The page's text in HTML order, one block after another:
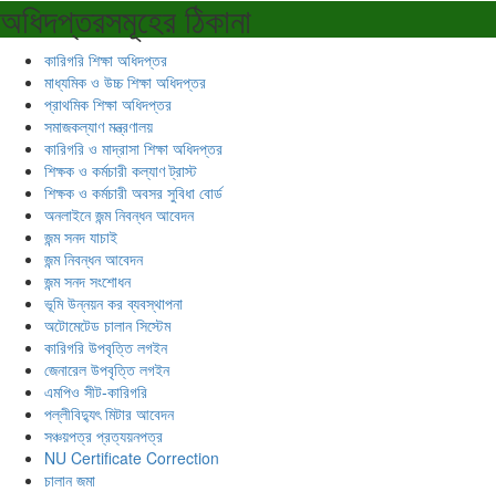
অধিদপ্তরসমূহের ঠিকানা
কারিগরি শিক্ষা অধিদপ্তর
মাধ্যমিক ও উচ্চ শিক্ষা অধিদপ্তর
প্রাথমিক শিক্ষা অধিদপ্তর
সমাজকল্যাণ মন্ত্রণালয়
কারিগরি ও মাদ্রাসা শিক্ষা অধিদপ্তর
শিক্ষক ও কর্মচারী কল্যাণ ট্রাস্ট
শিক্ষক ও কর্মচারী অবসর সুবিধা বোর্ড
অনলাইনে জন্ম নিবন্ধন আবেদন
জন্ম সনদ যাচাই
জন্ম নিবন্ধন আবেদন
জন্ম সনদ সংশোধন
ভূমি উন্নয়ন কর ব্যবস্থাপনা
অটোমেটেড চালান সিস্টেম
কারিগরি উপবৃত্তি লগইন
জেনারেল উপবৃত্তি লগইন
এমপিও সীট-কারিগরি
পল্লীবিদ্যুৎ মিটার আবেদন
সঞ্চয়পত্র প্রত্যয়নপত্র
NU Certificate Correction
চালান জমা